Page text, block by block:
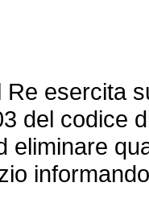
esercita
del codice
eliminare